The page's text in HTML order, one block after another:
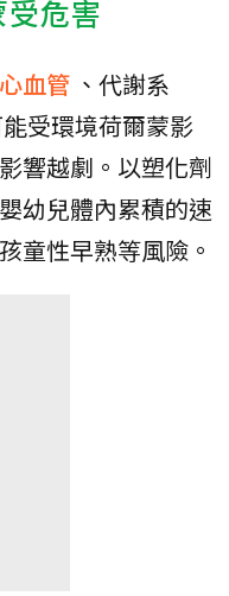
受危害
心血管 、代謝系
受環境荷爾蒙影
響越劇。以塑化劑
幼兒體內累積的速
童性早熟等風險。